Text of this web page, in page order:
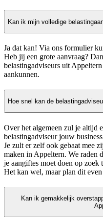
Kan ik mijn volledige
Ja dat kan! Via ons formulier
Heb jij een grote aanvraag?
belastingadviseurs uit
aankunnen.
Hoe snel kan de
Over het algemeen zul je altijd
belastingadviseur jouw
Je zult er zelf ook gebaat mee
maken in Appeltern. We raden
je aangiftes moet doen op zoek
Het kan wel, maar plan dit
Kan ik gemakkelijk